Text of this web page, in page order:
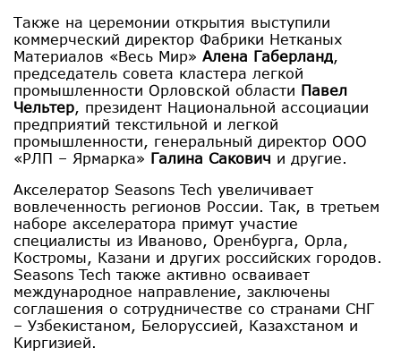
Также на церемонии открытия выступили
коммерческий директор Фабрики Нетканых
Материалов «Весь Мир» Алена Габерланд,
председатель совета кластера легкой
промышленности Орловской области Павел
Чельтер, президент Национальной ассоциации
предприятий текстильной и легкой
промышленности, генеральный директор ООО
«РЛП – Ярмарка» Галина Сакович и другие.
Акселератор Seasons Tech увеличивает
вовлеченность регионов России. Так, в третьем
наборе акселератора примут участие
специалисты из Иваново, Оренбурга, Орла,
Костромы, Казани и других российских городов.
Seasons Tech также активно осваивает
международное направление, заключены
соглашения о сотрудничестве со странами СНГ
– Узбекистаном, Белоруссией, Казахстаном и
Киргизией.